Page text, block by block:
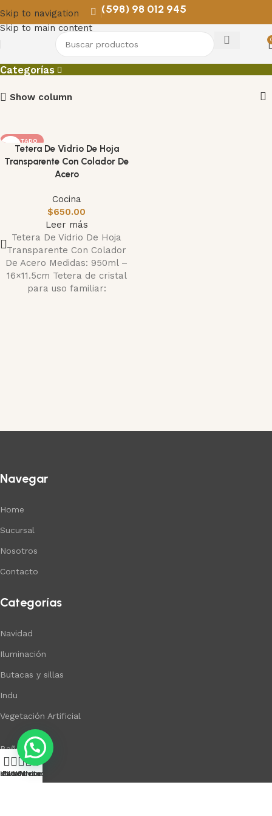
Skip to navigation
Skip to main content
(598) 98 012 945
Jarra de vidrio
Categorías
Show column
AGOTADO
Tetera De Vidrio De Hoja
Transparente Con Colador De
Acero
Cocina
$650.00
Leer más
Tetera De Vidrio De Hoja
Transparente Con Colador
De Acero Medidas: 950ml –
16×11.5cm Tetera de cristal
para uso familiar:
Navegar
Home
Sucursal
Nosotros
Contacto
Categorías
Navidad
Iluminación
Butacas y sillas
Indu
Vegetación Artificial
Baño
Cocina
Filtros
de deseos
0
Carrito
Mi cuenta